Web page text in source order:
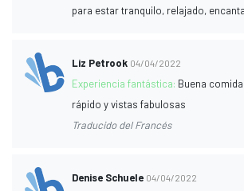
para estar tranquilo, relajado,
Liz Petrook 04/04/2022
Experiencia fantástica: Buena
rápido y vistas fabulosas
Traducido del Francés
Denise Schuele 04/04/2022